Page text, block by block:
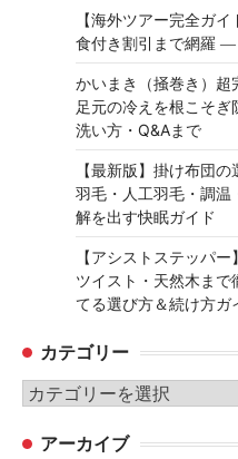
【海外ツアー完全ガ
食付き割引まで網羅 ―
かいまき（掻巻き）超
足元の冷えを根こそぎ
洗い方・Q&Aまで
【最新版】掛け布団
羽毛・人工羽毛・調
解を出す快眠ガイド
【アシストステッパ
ツイスト・天然木まで
てる選び方＆続け方ガ
カテゴリー
カ
ゴ アーカイブ